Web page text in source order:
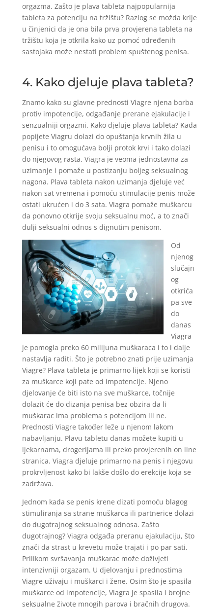
orgazma. Zašto je plava tableta najpopularnija
tableta za potenciju na tržištu? Razlog se možda krije
u činjenici da je ona bila prva provjerena tableta na
tržištu koja je otkrila kako uz pomoć određenih
sastojaka može nestati problem spuštenog penisa.
4. Kako djeluje plava tableta?
Znamo kako su glavne prednosti Viagre njena borba
protiv impotencije, odgađanje prerane ejakulacije i
senzualniji orgazmi. Kako djeluje plava tableta? Kada
popijete Viagru dolazi do opuštanja krvnih žila u
penisu i to omogućava bolji protok krvi i tako dolazi
do njegovog rasta. Viagra je veoma jednostavna za
uzimanje i pomaže u postizanju boljeg seksualnog
nagona. Plava tableta nakon uzimanja djeluje već
nakon sat vremena i pomoću stimulacije penis može
ostati ukrućen i do 3 sata. Viagra pomaže muškarcu
da ponovno otkrije svoju seksualnu moć, a to znači
dulji seksualni odnos s dignutim penisom.
Od
njenog
slučajn
og
otkrića
pa sve
do
danas
Viagra
je pomogla preko 60 milijuna muškaraca i to i dalje
nastavlja raditi. Što je potrebno znati prije uzimanja
Viagre? Plava tableta je primarno lijek koji se koristi
za muškarce koji pate od impotencije. Njeno
djelovanje će biti isto na sve muškarce, točnije
dolazit će do dizanja penisa bez obzira da li
muškarac ima problema s potencijom ili ne.
Prednosti Viagre također leže u njenom lakom
nabavljanju. Plavu tabletu danas možete kupiti u
ljekarnama, drogerijama ili preko provjerenih on line
stranica. Viagra djeluje primarno na penis i njegovu
prokrvljenost kako bi lakše došlo do erekcije koja se
zadržava.
Jednom kada se penis krene dizati pomoću blagog
stimuliranja sa strane muškarca ili partnerice dolazi
do dugotrajnog seksualnog odnosa. Zašto
dugotrajnog? Viagra odgađa preranu ejakulaciju, što
znači da strast u krevetu može trajati i po par sati.
Prilikom svršavanja muškarac može doživjeti
intenzivniji orgazam. U djelovanju i prednostima
Viagre uživaju i muškarci i žene. Osim što je spasila
muškarce od impotencije, Viagra je spasila i brojne
seksualne živote mnogih parova i bračnih drugova.